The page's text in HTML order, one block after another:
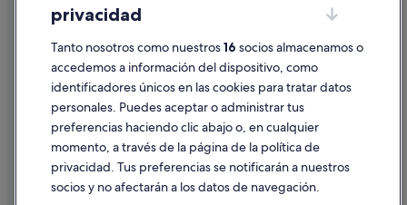
Información legal/contacto
Pautas sobre el contenido y cómo denunciar contenido
Ayuda
Cancelar un vuelo
Cancelar una reserva de hotel o de un alquiler vacacional
privacidad
Tanto nosotros como nuestros16 socios almacenamos o
accedemos a información del dispositivo, como
identificadores únicos en las cookies para tratar datos
personales. Puedes aceptar o administrar tus
preferencias haciendo clic abajo o, en cualquier
momento, a través de la página de la política de
privacidad. Tus preferencias se notificarán a nuestros
socios y no afectarán a los datos de navegación.